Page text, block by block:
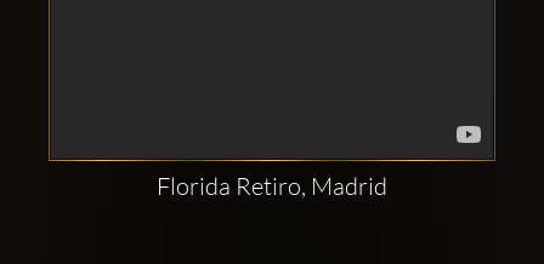
Florida Retiro, Madrid